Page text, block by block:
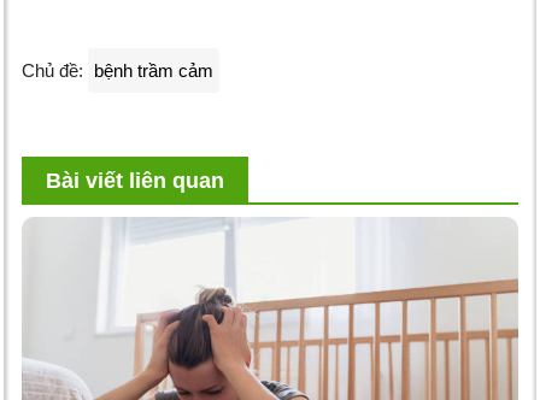
Chủ đề: bệnh trầm cảm
Bài viết liên quan